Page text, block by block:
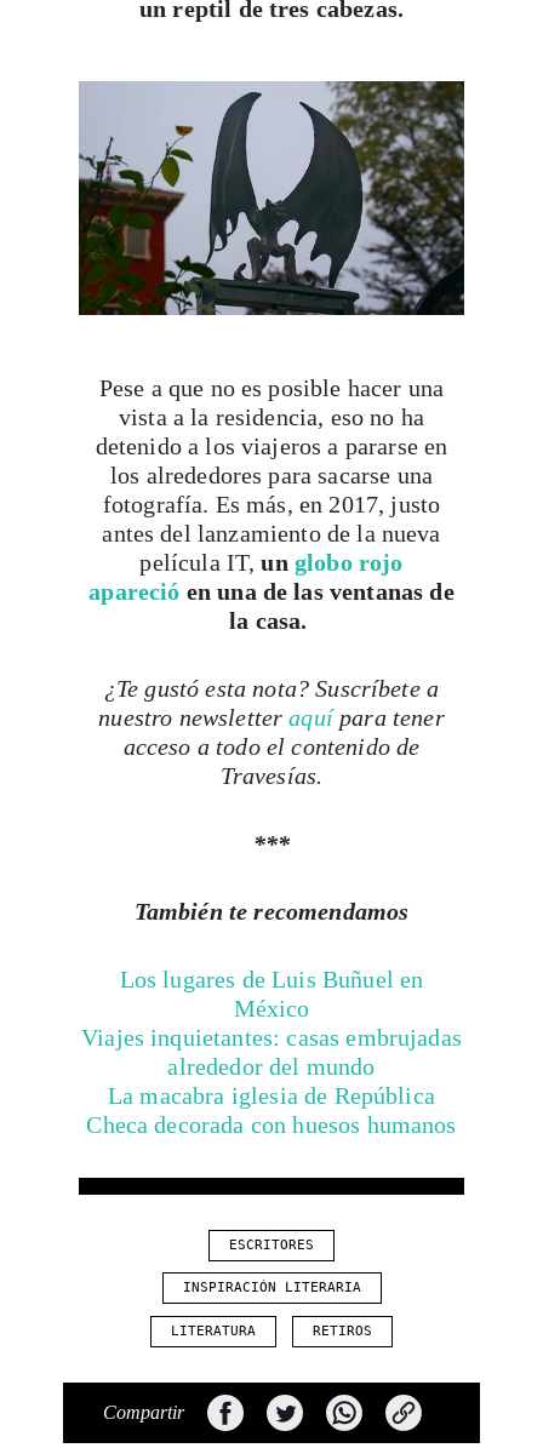
un reptil de tres cabezas.
Pese a que no es posible hacer una
vista a la residencia, eso no ha
detenido a los viajeros a pararse en
los alrededores para sacarse una
fotografía. Es más, en 2017, justo
antes del lanzamiento de la nueva
película IT, un globo rojo
apareció en una de las ventanas de
la casa.
¿Te gustó esta nota? Suscríbete a
nuestro newsletteraquípara tener
acceso a todo el contenido de
Travesías.
***
También te recomendamos
Los lugares de Luis Buñuel en
México
Viajes inquietantes: casas embrujadas
alrededor del mundo
La macabra iglesia de República
Checa decorada con huesos humanos
ESCRITORES
INSPIRACIÓN LITERARIA
LITERATURA RETIROS
Compartir